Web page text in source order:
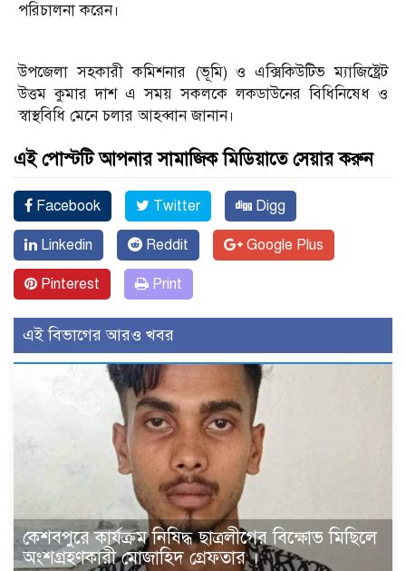
পরিচালনা করেন।
উপজেলা সহকারী কমিশনার (ভূমি) ও এক্সিকিউটিভ ম্যাজিষ্ট্রেট
উত্তম কুমার দাশ এ সময় সকলকে লকডাউনের বিধিনিষেধ ও
স্বাস্থবিধি মেনে চলার আহব্বান জানান।
এই পোস্টটি আপনার সামাজিক মিডিয়াতে সেয়ার করুন
Facebook Twitter Digg
Linkedin Reddit Google Plus
Pinterest Print
এই বিভাগের আরও খবর
কেশবপুরে কার্যক্রম নিষিদ্ধ ছাত্রলীগের বিক্ষোভ মিছিলে
অংশগ্রহণকারী মোজাহিদ গ্রেফতার ।